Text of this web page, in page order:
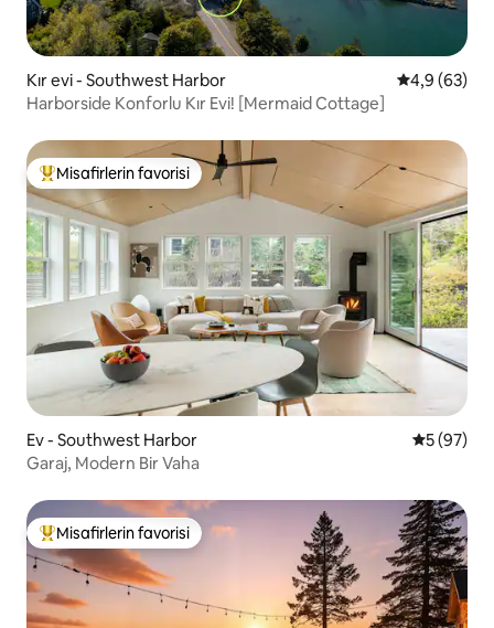
Kır evi - Southwest Harbor 5 üzerinden
4,9 (63)
Harborside Konforlu Kır Evi! [Mermaid Cottage]
Misafirlerin favorilerinden en beğenilenler arasında
Misafirlerin favorisi
Ev - Southwest Harbor 55 (97)
Garaj, Modern Bir Vaha
Misafirlerin favorilerinden en beğenilenler arasında
Misafirlerin favorisi